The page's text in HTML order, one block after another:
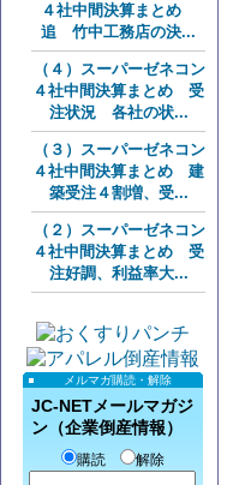
４社中間決算まとめ
追 竹中工務店の決...
（４）スーパーゼネコン
４社中間決算まとめ 受
注状況 各社の状...
（３）スーパーゼネコン
４社中間決算まとめ 建
築受注４割増、受...
（２）スーパーゼネコン
４社中間決算まとめ 受
注好調、利益率大...
メルマガ購読・解除
JC-NETメールマガジ
ン（企業倒産情報）
購読 解除